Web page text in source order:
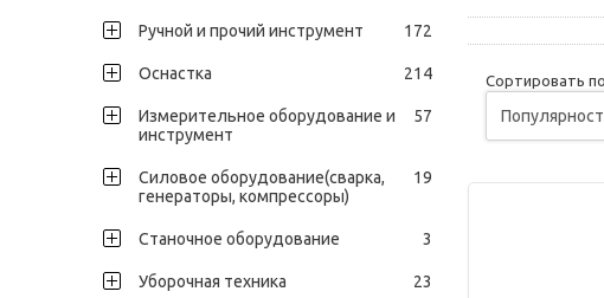
Ручной и прочий инструмент 172
Оснастка 214
Измерительное оборудование и
инструмент
57
Силовое оборудование(сварка,
генераторы, компрессоры)
19
Станочное оборудование 3
Уборочная техника 23
Сортировать